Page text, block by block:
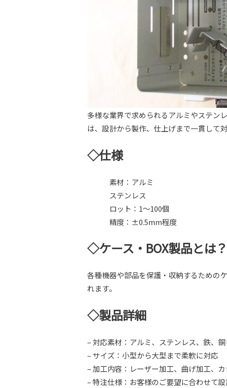
多様な業界で求められるアルミやステン
は、設計から製作、仕上げまで一貫して
◇仕様
素材：アルミ
ステンレス
ロット：1～100個
精度：±0.5mm程度
◇ケース・BOX製品とは？
各種機器や部品を保護・収納するための
れます。
◇製品詳細
– 対応素材：アルミ、ステンレス、鉄、
– サイズ：小型から大型まで柔軟に対応
– 加工内容：レーザー加工、曲げ加工、
– 特注仕様：お客様のご要望に合わせて